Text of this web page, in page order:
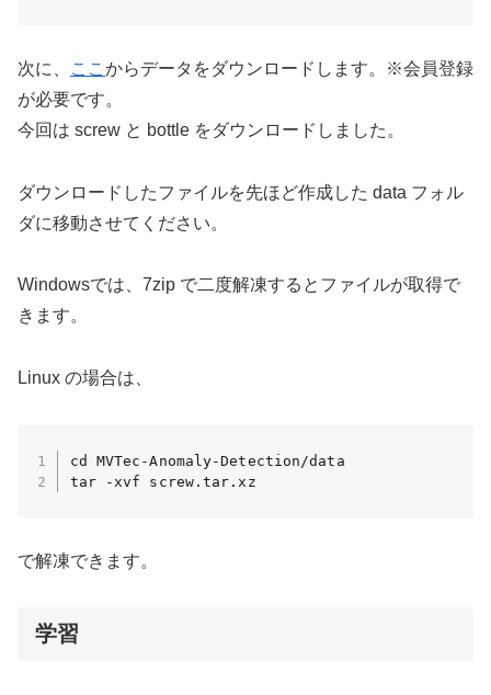
次に、 ここ からデータをダウンロードします。※会員登録
が必要です。
今回は screw と bottle をダウンロードしました。
ダウンロードしたファイルを先ほど作成した data フォル
ダに移動させてください。
Windowsでは、7zip で二度解凍するとファイルが取得で
きます。
Linux の場合は、
cd MVTec-Anomaly-Detection/data
tar -xvf screw.tar.xz
で解凍できます。
学習